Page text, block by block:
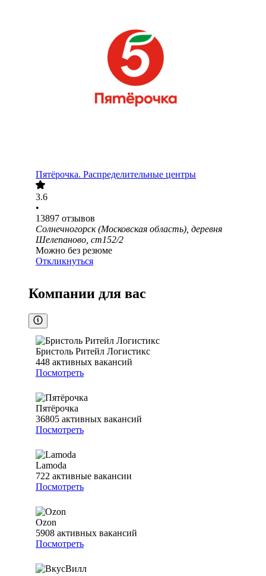
Пятёрочка. Распределительные центры
3.6
•
13897 отзывов
Солнечногорск (Московская область), деревня
Шелепаново, ст152/2
Можно без резюме
Откликнуться
Компании для вас
Бристоль Ритейл Логистикс
448 активных вакансий
Посмотреть
Пятёрочка
36805 активных вакансий
Посмотреть
Lamoda
722 активные вакансии
Посмотреть
Ozon
5908 активных вакансий
Посмотреть